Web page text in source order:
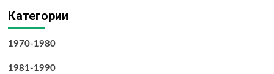
Категории
1970-1980
1981-1990